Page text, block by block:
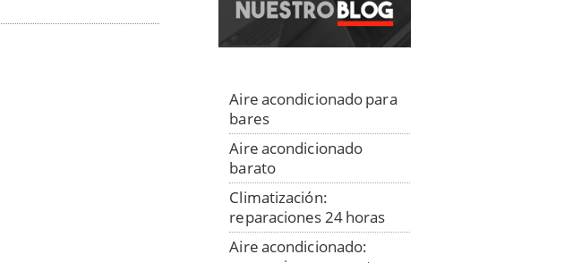
Aire acondicionado para
bares
Aire acondicionado
barato
Climatización:
reparaciones 24 horas
Aire acondicionado: